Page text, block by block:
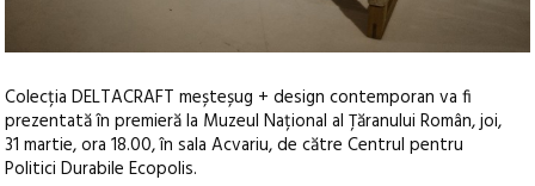
Colecția DELTACRAFT meșteșug + design contemporan va fi
prezentată în premieră la Muzeul Național al Țăranului Român, joi,
31 martie, ora 18.00, în sala Acvariu, de către Centrul pentru
Politici Durabile Ecopolis.